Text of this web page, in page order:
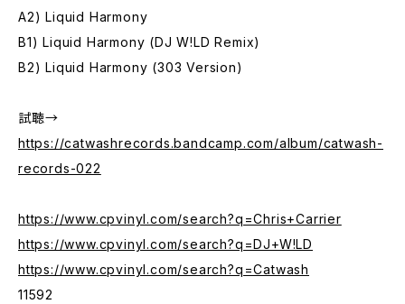
A2) Liquid Harmony
B1) Liquid Harmony (DJ W!LD Remix)
B2) Liquid Harmony (303 Version)
試聴→
https://catwashrecords.bandcamp.com/album/catwash-
records-022
https://www.cpvinyl.com/search?q=Chris+Carrier
https://www.cpvinyl.com/search?q=DJ+W!LD
https://www.cpvinyl.com/search?q=Catwash
11592